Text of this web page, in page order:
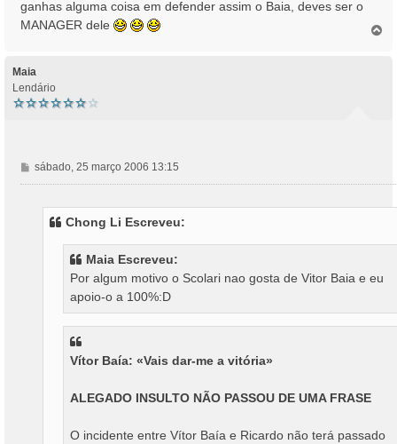
ganhas alguma coisa em defender assim o Baia, deves ser o
MANAGER dele
Maia
Lendário
M
e
sábado, 25 março 2006 13:15
Chong Li Escreveu:
Maia Escreveu:
Por algum motivo o Scolari nao gosta de Vitor Baia e eu
apoio-o a 100%:D
Vítor Baía: «Vais dar-me a vitória»
ALEGADO INSULTO NÃO PASSOU DE UMA FRASE
O incidente entre Vítor Baía e Ricardo não terá passado